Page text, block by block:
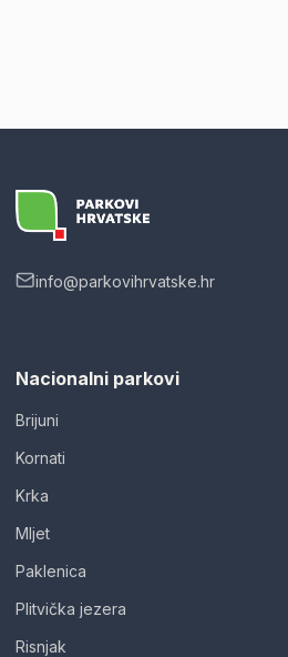
info@parkovihrvatske.hr
Nacionalni parkovi
Brijuni
Kornati
Krka
Mljet
Paklenica
Plitvička jezera
Risnjak